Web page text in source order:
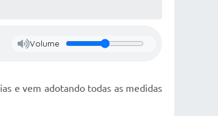
Volume
e vem adotando todas as medidas